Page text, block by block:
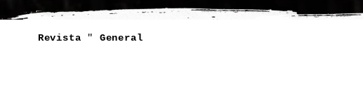
Revista " General